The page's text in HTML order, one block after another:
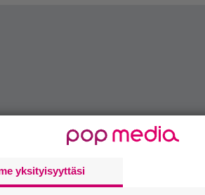
yksityisyyttäsi